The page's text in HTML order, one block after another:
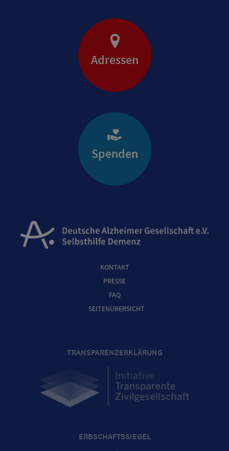
Adressen
Spenden
KONTAKT
PRESSE
FAQ
SEITENÜBERSICHT
TRANSPARENZERKLÄRUNG
ERBSCHAFTSSIEGEL